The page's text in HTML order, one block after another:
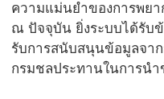
ความแม่นยำของการพย
ณ ปัจจุบัน ยิ่งระบบได้รับ
รับการสนับสนุนข้อมูลจา
กรมชลประทานในการน